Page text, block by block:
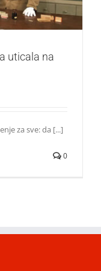
uticala na
za sve: da [...]
0